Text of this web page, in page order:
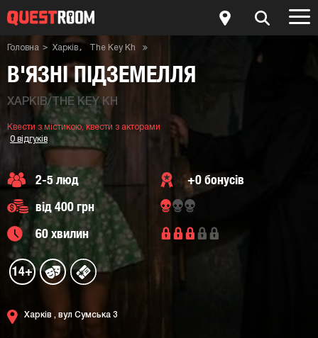
Головна Харків The Key Kh
Квести з акторами Квест-кімната В'язні підземелля
В'ЯЗНІ ПІДЗЕМЕЛЛЯ
ХАРКІВ/THE KEY KH
Квести з містикою, квести з акторами
0 відгуків
2-5 люд
+0 бонусів
від 400 грн
60 хвилин
14+
Харків , вул Сумська 3